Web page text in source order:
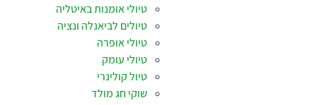
טיולי אומנות באיטליה
טיולים לביאנלה ונציה
טיולי אופרה
טיולי עומק
טיול קולינרי
שוקי חג מולד